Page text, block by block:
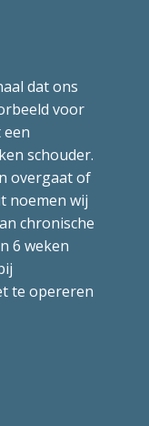
dat ons
voor
schouder.
overgaat of
noemen wij
chronische
6 weken
te opereren